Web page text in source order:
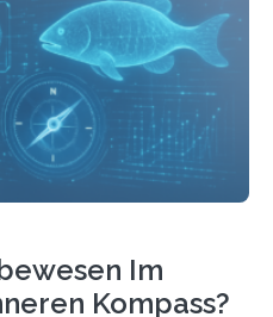
und interpretiert sie
das aus hydrothermalen
ganze Ozeanbecken
Im
Kompass?